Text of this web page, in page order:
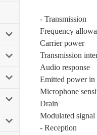
- Transmission
Frequency
Carrier power
Transmission
Audio response
Emitted power in
Microphone
Drain
Modulated signal
- Reception